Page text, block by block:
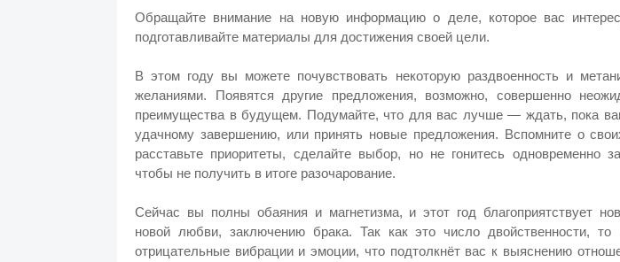
Обращайте внимание на новую информацию о деле, которое вас
подготавливайте материалы для достижения своей цели.
В этом году вы можете почувствовать некоторую раздвоенность и
желаниями. Появятся другие предложения, возможно, совершенно
преимущества в будущем. Подумайте, что для вас лучше — ждать, пока
удачному завершению, или принять новые предложения. Вспомните о
расставьте приоритеты, сделайте выбор, но не гонитесь одновременно
чтобы не получить в итоге разочарование.
Сейчас вы полны обаяния и магнетизма, и этот год благоприятствует
новой любви, заключению брака. Так как это число двойственности, то
отрицательные вибрации и эмоции, что подтолкнёт вас к выяснению